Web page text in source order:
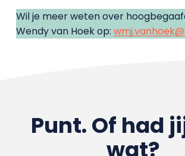
Wil je meer weten over
Wendy van Hoek op:
Punt. Of had
wat?